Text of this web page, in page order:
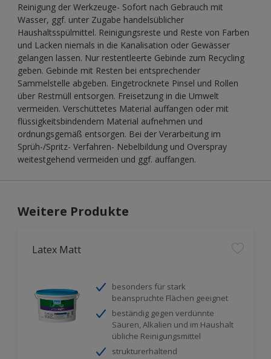
Reinigung der Werkzeuge- Sofort nach Gebrauch mit
Wasser, ggf. unter Zugabe handelsüblicher
Haushaltsspülmittel. Reinigungsreste und Reste von Farben
und Lacken niemals in die Kanalisation oder Gewässer
gelangen lassen. Nur restentleerte Gebinde zum Recycling
geben. Gebinde mit Resten bei entsprechender
Sammelstelle abgeben. Eingetrocknete Pinsel und Rollen
über Restmüll entsorgen. Freisetzung in die Umwelt
vermeiden. Verschüttetes Material auffangen oder mit
flüssigkeitsbindendem Material aufnehmen und
ordnungsgemäß entsorgen. Bei der Verarbeitung im
Sprüh-/Spritz- Verfahren- Nebelbildung und Overspray
weitestgehend vermeiden und ggf. auffangen.
Weitere Produkte
Latex Matt
besonders für stark
beanspruchte Flächen geeignet
beständig gegen verdünnte
Säuren, Alkalien und im Haushalt
übliche Reinigungsmittel
strukturerhaltend